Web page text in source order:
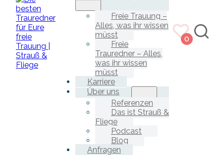
Freie Trauung –
Alles, was ihr wissen
müsst
Freie
Trauredner – Alles,
was ihr wissen
müsst
Karriere
Über uns
Referenzen
Das ist Strauß &
Fliege
Podcast
Blog
Anfragen
0